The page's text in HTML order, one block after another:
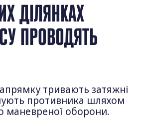
ДІЛЯНКАХ
ПРОВОДЯТЬ
тривають затяжні
противника шляхом
маневреної оборони.